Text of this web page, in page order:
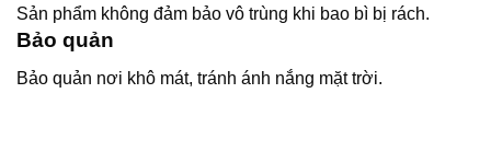
Sản phẩm không đảm bảo vô trùng khi bao bì bị rách.
Bảo quản
Bảo quản nơi khô mát, tránh ánh nắng mặt trời.